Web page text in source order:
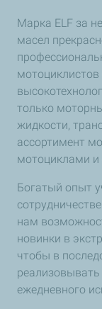
Марка ELF за
масел
только
жидкости,
ассортимент
мотоциклами и
Богатый опыт
нам
новинки в
чтобы в
ежедневного